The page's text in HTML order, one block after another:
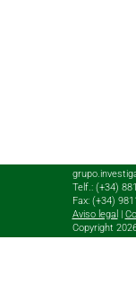
Telf.: (+34)
Fax: (+34)
Aviso legal
Copyright